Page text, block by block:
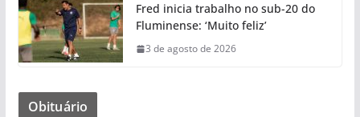
Fred inicia trabalho no sub-20 do
Fluminense: ‘Muito feliz’
3 de agosto de 2026
Obituário